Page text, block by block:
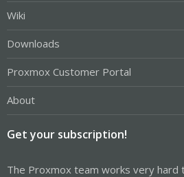
Wiki
Downloads
Proxmox Customer Portal
About
Get your subscription!
The Proxmox team works very hard